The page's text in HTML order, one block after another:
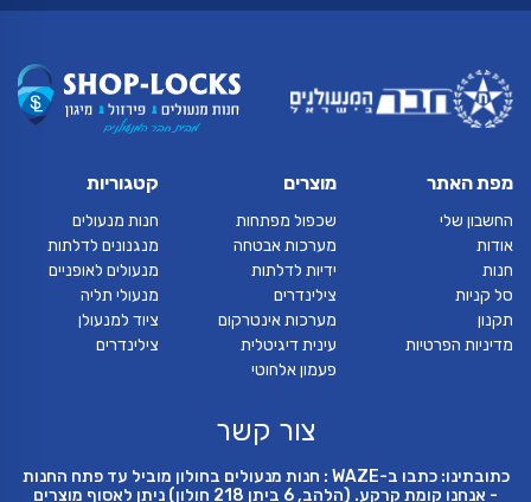
מפת האתר
החשבון שלי
אודות
חנות
סל קניות
תקנון
מדיניות הפרטיות
מוצרים
שכפול מפתחות
מערכות אבטחה
ידיות לדלתות
צילינדרים
מערכות אינטרקום
עינית דיגיטלית
פעמון אלחוטי
קטגוריות
חנות מנעולים
מנגנונים לדלתות
מנעולים לאופניים
מנעולי תליה
ציוד למנעולן
צילינדרים
צור קשר
כתובתינו: כתבו ב-WAZE : חנות מנעולים בחולון מוביל עד פתח החנות
- אנחנו קומת קרקע. (הלהב, 6 ביתן 218 חולון) ניתן לאסוף מוצרים